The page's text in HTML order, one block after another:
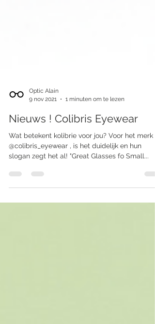
9 nov 2021
1 minuten om te lezen
Nieuws ! Colibris Eyewear
Wat betekent kolibrie voor jou? Voor het merk
slogan zegt het al! "Great Glasses fo Small...